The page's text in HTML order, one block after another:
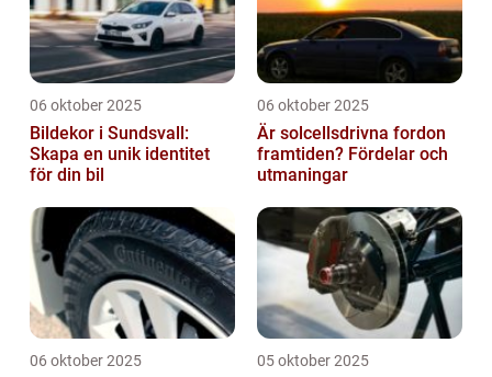
06 oktober 2025
Bildekor i Sundsvall:
Skapa en unik identitet
för din bil
06 oktober 2025
Är solcellsdrivna fordon
framtiden? Fördelar och
utmaningar
06 oktober 2025 05 oktober 2025